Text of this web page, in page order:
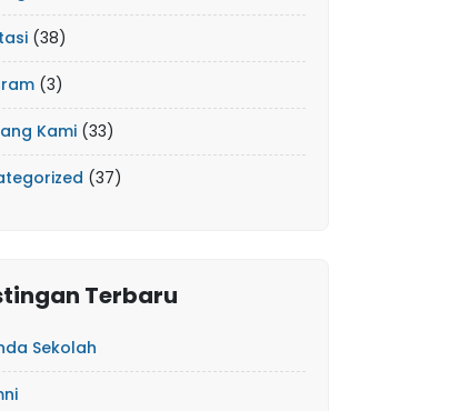
(38)
(3)
Kami (33)
(37)
Terbaru
Sekolah